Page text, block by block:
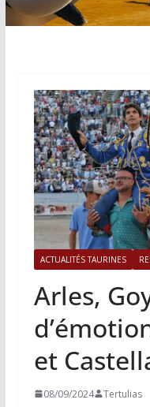
ACTUALITÉS TAURINES
Arles,
et
08/09/2024 Tertulias